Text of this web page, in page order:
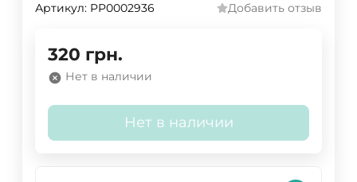
Артикул: PP0002936 Добавить отзыв
320 грн.
Нет в наличии
Нет в наличии